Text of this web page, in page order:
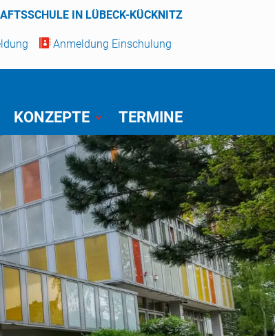
IN LÜBECK-KÜCKNITZ
Anmeldung Einschulung
KONZEPTE TERMINE